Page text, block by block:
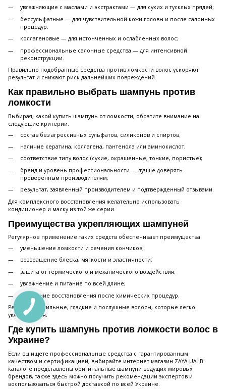
увлажняющие с маслами и экстрактами — для сухих и тусклых прядей;
бессульфатные — для чувствительной кожи головы и после салонных
процедур;
коллагеновые — для истонченных и ослабленных волос;
профессиональные салонные средства — для интенсивной
реконструкции.
Правильно подобранные средства против ломкости волос ускоряют
результат и снижают риск дальнейших повреждений.
Как правильно выбрать шампунь против
ломкости
Выбирая, какой купить шампунь от ломкости, обратите внимание на
следующие критерии:
состав без агрессивных сульфатов, силиконов и спиртов;
наличие кератина, коллагена, пантенола или аминокислот;
соответствие типу волос (сухие, окрашенные, тонкие, пористые);
бренд и уровень профессиональности — лучше доверять
проверенным производителям;
результат, заявленный производителем и подтвержденный отзывами.
Для комплексного восстановления желательно использовать
кондиционер и маску из той же серии.
Преимущества укрепляющих шампуней
Регулярное применение таких средств обеспечивает преимущества:
уменьшение ломкости и сечения кончиков;
возвращение блеска, мягкости и эластичности;
защита от термического и механического воздействия;
увлажнение и питание по всей длине;
ускорение восстановления после химических процедур.
Результат — сильные, гладкие и послушные волосы, которые легко
укладываются.
Где купить шампунь против ломкости волос в
Украине?
Если вы ищете профессиональные средства с гарантированным
качеством и сертификацией, выбирайте интернет-магазин ZAYA.UA. В
каталоге представлены оригинальные шампуни ведущих мировых
брендов, также здесь можно получить рекомендации экспертов и
воспользоваться быстрой доставкой по всей Украине.